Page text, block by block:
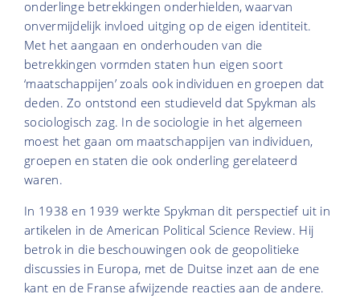
onderlinge betrekkingen onderhielden, waarvan
onvermijdelijk invloed uitging op de eigen identiteit.
Met het aangaan en onderhouden van die
betrekkingen vormden staten hun eigen soort
‘maatschappijen’ zoals ook individuen en groepen dat
deden. Zo ontstond een studieveld dat Spykman als
sociologisch zag. In de sociologie in het algemeen
moest het gaan om maatschappijen van individuen,
groepen en staten die ook onderling gerelateerd
waren.
In 1938 en 1939 werkte Spykman dit perspectief uit in
artikelen in de American Political Science Review. Hij
betrok in die beschouwingen ook de geopolitieke
discussies in Europa, met de Duitse inzet aan de ene
kant en de Franse afwijzende reacties aan de andere.